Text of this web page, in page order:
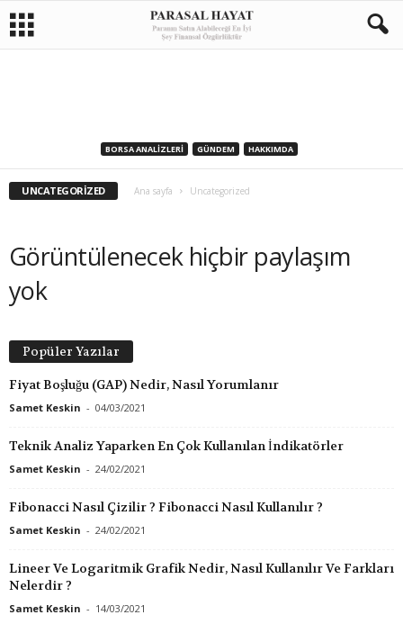
BORSA ANALIZLERI GÜNDEM HAKKIMDA
UNCATEGORIZED Ana sayfa Uncategorized
Görüntülenecek hiçbir paylaşım
yok
Popüler Yazılar
Fiyat Boşluğu (GAP) Nedir, Nasıl Yorumlanır
Samet Keskin - 04/03/2021
Teknik Analiz Yaparken En Çok Kullanılan İndikatörler
Samet Keskin - 24/02/2021
Fibonacci Nasıl Çizilir ? Fibonacci Nasıl Kullanılır ?
Samet Keskin - 24/02/2021
Lineer Ve Logaritmik Grafik Nedir, Nasıl Kullanılır Ve Farkları
Nelerdir ?
Samet Keskin - 14/03/2021